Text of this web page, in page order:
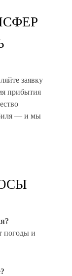
заявку
прибытия
— и мы
погоды и